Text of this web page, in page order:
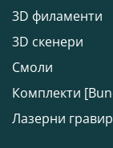
3D филаменти
3D скенери
Смоли
Комплекти
Лазерни